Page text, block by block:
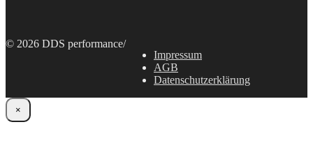
© 2026 DDS performance/
Impressum
AGB
Datenschutzerklärung
×